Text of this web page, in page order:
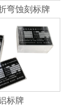
弯蚀刻标牌
标牌